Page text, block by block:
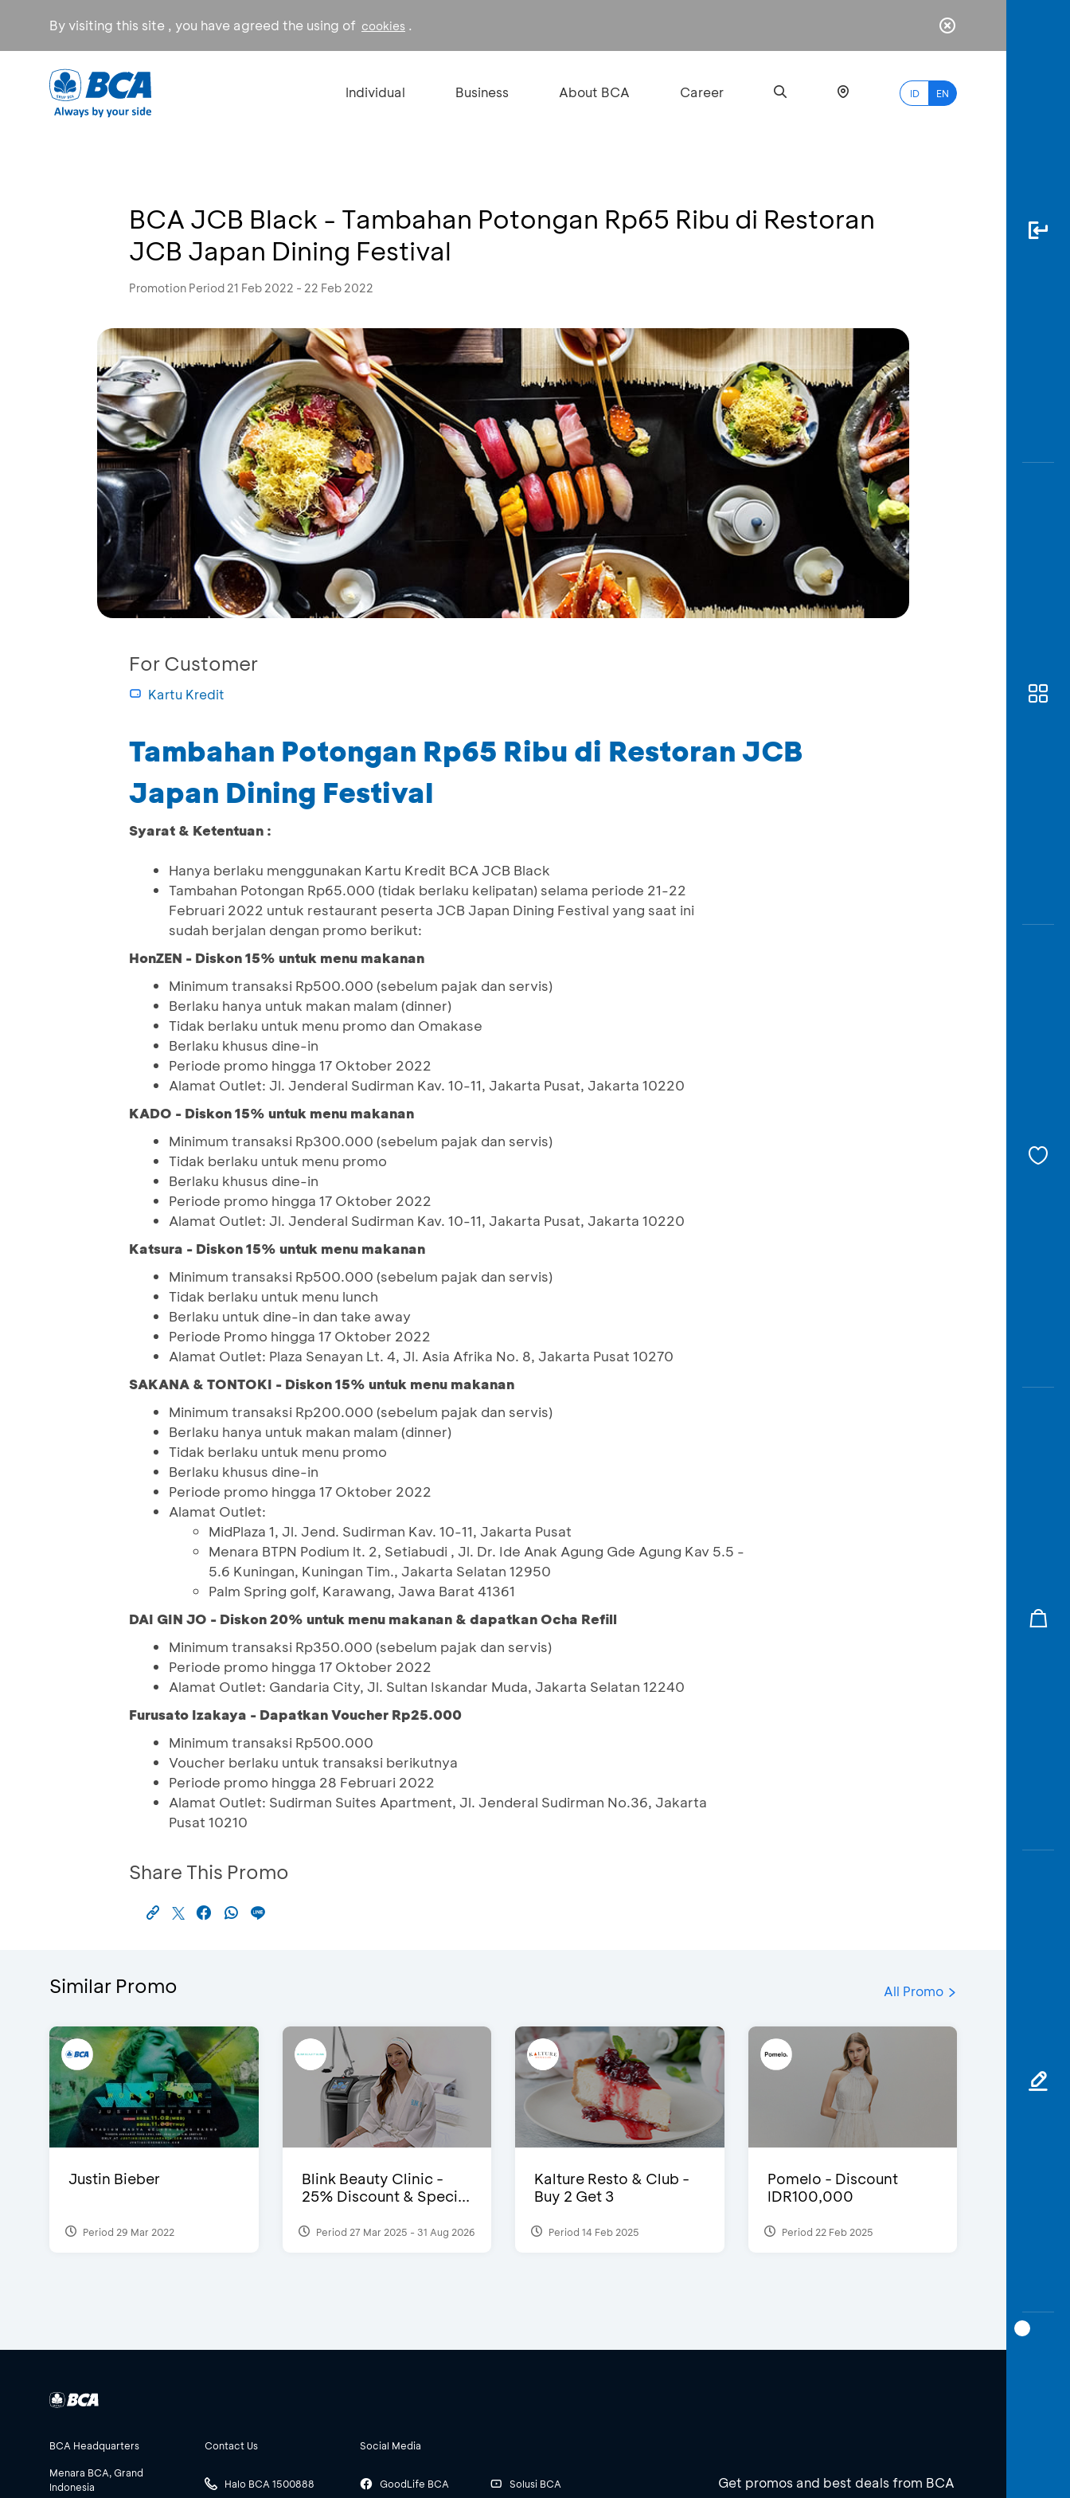
By visiting this site , you have agreed the using of cookies .
Individual Business About BCA Career ID EN
Popular
BCA JCB Black - Tambahan Potongan Rp65 Ribu di Restoran
JCB Japan Dining Festival
Promotion Period 21 Feb 2022 - 22 Feb 2022
For Customer
Kartu Kredit
Tambahan Potongan Rp65 Ribu di Restoran JCB
Japan Dining Festival
Syarat & Ketentuan :
Hanya berlaku menggunakan Kartu Kredit BCA JCB Black
Tambahan Potongan Rp65.000 (tidak berlaku kelipatan) selama periode 21-22
Februari 2022 untuk restaurant peserta JCB Japan Dining Festival yang saat ini
sudah berjalan dengan promo berikut:
HonZEN - Diskon 15% untuk menu makanan
Minimum transaksi Rp500.000 (sebelum pajak dan servis)
Berlaku hanya untuk makan malam (dinner)
Tidak berlaku untuk menu promo dan Omakase
Berlaku khusus dine-in
Periode promo hingga 17 Oktober 2022
Alamat Outlet: Jl. Jenderal Sudirman Kav. 10-11, Jakarta Pusat, Jakarta 10220
KADO - Diskon 15% untuk menu makanan
Minimum transaksi Rp300.000 (sebelum pajak dan servis)
Tidak berlaku untuk menu promo
Berlaku khusus dine-in
Periode promo hingga 17 Oktober 2022
Alamat Outlet: Jl. Jenderal Sudirman Kav. 10-11, Jakarta Pusat, Jakarta 10220
Katsura - Diskon 15% untuk menu makanan
Minimum transaksi Rp500.000 (sebelum pajak dan servis)
Tidak berlaku untuk menu lunch
Berlaku untuk dine-in dan take away
Periode Promo hingga 17 Oktober 2022
Alamat Outlet: Plaza Senayan Lt. 4, Jl. Asia Afrika No. 8, Jakarta Pusat 10270
SAKANA & TONTOKI - Diskon 15% untuk menu makanan
Minimum transaksi Rp200.000 (sebelum pajak dan servis)
Berlaku hanya untuk makan malam (dinner)
Tidak berlaku untuk menu promo
Berlaku khusus dine-in
Periode promo hingga 17 Oktober 2022
Alamat Outlet:
MidPlaza 1, Jl. Jend. Sudirman Kav. 10-11, Jakarta Pusat
Menara BTPN Podium lt. 2, Setiabudi , Jl. Dr. Ide Anak Agung Gde Agung Kav 5.5 -
5.6 Kuningan, Kuningan Tim., Jakarta Selatan 12950
Palm Spring golf, Karawang, Jawa Barat 41361
DAI GIN JO - Diskon 20% untuk menu makanan & dapatkan Ocha Refill
Minimum transaksi Rp350.000 (sebelum pajak dan servis)
Periode promo hingga 17 Oktober 2022
Alamat Outlet: Gandaria City, Jl. Sultan Iskandar Muda, Jakarta Selatan 12240
Furusato Izakaya - Dapatkan Voucher Rp25.000
Minimum transaksi Rp500.000
Voucher berlaku untuk transaksi berikutnya
Periode promo hingga 28 Februari 2022
Alamat Outlet: Sudirman Suites Apartment, Jl. Jenderal Sudirman No.36, Jakarta
Pusat 10210
Share This Promo
Similar Promo All Promo
Justin Bieber
Period 29 Mar 2022
Blink Beauty Clinic -
25% Discount & Speci...
Period 27 Mar 2025 - 31 Aug 2026
Kalture Resto & Club -
Buy 2 Get 3
Period 14 Feb 2025
Pomelo - Discount
IDR100,000
Period 22 Feb 2025
BCA Headquarters
Menara BCA, Grand
Indonesia
Contact Us
Halo BCA 1500888
Social Media
GoodLife BCA Solusi BCA Get promos and best deals from BCA